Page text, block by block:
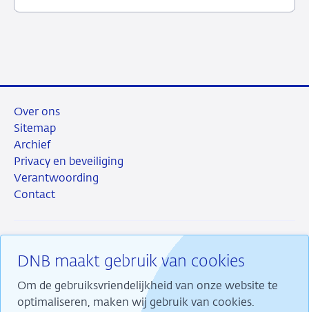
DNB maakt gebruik van cookies
Om de gebruiksvriendelijkheid van onze website te
optimaliseren, maken wij gebruik van cookies.
Over ons
Sitemap
Archief
Privacy en beveiliging
Verantwoording
Contact
RSS InstagramLinkedin
X